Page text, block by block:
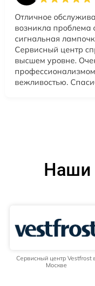
Отличное
возникла проблема
сигнальная
Сервисный центр
высшем уровне.
вежливостью.
Наши
Сервисный центр Vestfrost
Москве